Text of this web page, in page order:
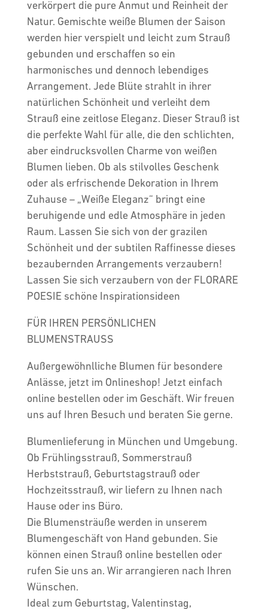
verkörpert die pure Anmut und Reinheit der
Natur. Gemischte weiße Blumen der Saison
werden hier verspielt und leicht zum Strauß
gebunden und erschaffen so ein
harmonisches und dennoch lebendiges
Arrangement. Jede Blüte strahlt in ihrer
natürlichen Schönheit und verleiht dem
Strauß eine zeitlose Eleganz. Dieser Strauß ist
die perfekte Wahl für alle, die den schlichten,
aber eindrucksvollen Charme von weißen
Blumen lieben. Ob als stilvolles Geschenk
oder als erfrischende Dekoration in Ihrem
Zuhause – „Weiße Eleganz“ bringt eine
beruhigende und edle Atmosphäre in jeden
Raum. Lassen Sie sich von der grazilen
Schönheit und der subtilen Raffinesse dieses
bezaubernden Arrangements verzaubern!
Lassen Sie sich verzaubern von der FLORARE
POESIE schöne Inspirationsideen
FÜR IHREN PERSÖNLICHEN
BLUMENSTRAUSS
Außergewöhnlliche Blumen für besondere
Anlässe, jetzt im Onlineshop! Jetzt einfach
online bestellen oder im Geschäft. Wir freuen
uns auf Ihren Besuch und beraten Sie gerne.
Blumenlieferung in München und Umgebung.
Ob Frühlingsstrauß, Sommerstrauß
Herbststrauß, Geburtstagstrauß oder
Hochzeitsstrauß, wir liefern zu Ihnen nach
Hause oder ins Büro.
Die Blumensträuße werden in unserem
Blumengeschäft von Hand gebunden. Sie
können einen Strauß online bestellen oder
rufen Sie uns an. Wir arrangieren nach Ihren
Wünschen.
Ideal zum Geburtstag, Valentinstag,